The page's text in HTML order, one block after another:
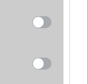
may click to
party tags to
below Google